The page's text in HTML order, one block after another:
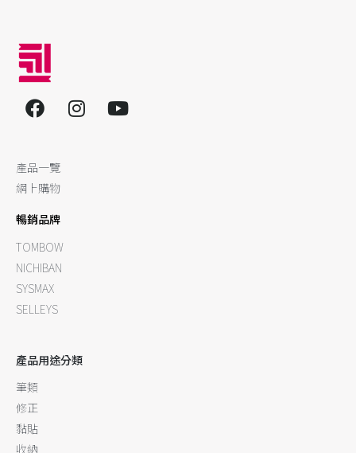
產品一覽
網上購物
暢銷品牌
TOMBOW
NICHIBAN
SYSMAX
SELLEYS
產品用途分類
筆類
修正
黏貼
收納